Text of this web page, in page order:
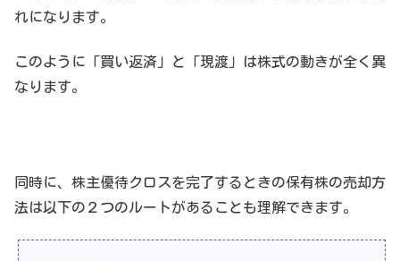
れになります。
このように「買い返済」と「現渡」は株式の動きが全く異
なります。
同時に、株主優待クロスを完了するときの保有株の売却方
法は以下の２つのルートがあることも理解できます。